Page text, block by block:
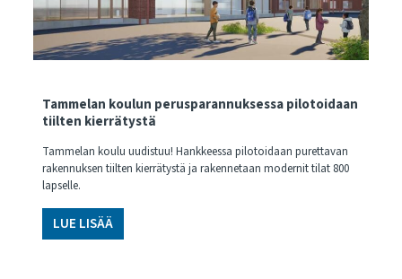
Tammelan koulun perusparannuksessa pilotoidaan
tiilten kierrätystä
Tammelan koulu uudistuu! Hankkeessa pilotoidaan purettavan
rakennuksen tiilten kierrätystä ja rakennetaan modernit tilat 800
lapselle.
LUE LISÄÄ